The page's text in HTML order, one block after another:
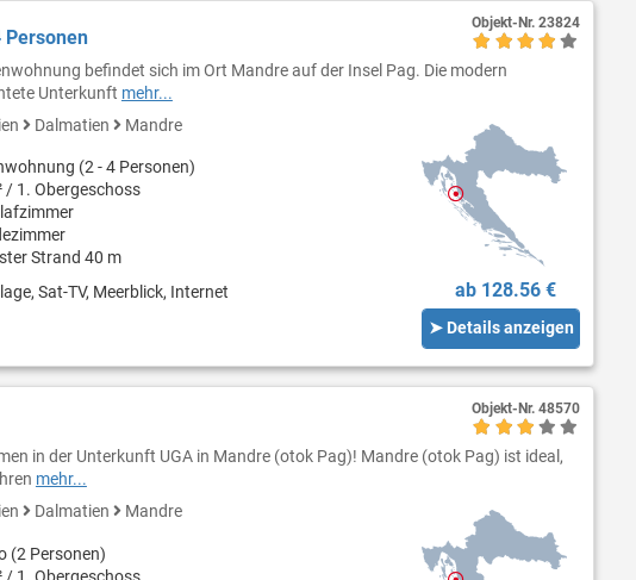
Personen
befindet sich im Ort Mandre auf der Insel Pag. Die modern
Unterkunft mehr...
Dalmatien Mandre
(2 - 4 Personen)
/ 1. Obergeschoss
Strand 40 m
Sat-TV, Meerblick, Internet
ab 128.56 €
➤ Details anzeigen
Objekt-Nr. 23824
in der Unterkunft UGA in Mandre (otok Pag)! Mandre (otok Pag) ist ideal,
mehr...
Dalmatien Mandre
(2 Personen)
/ 1. Obergeschoss
Objekt-Nr. 48570